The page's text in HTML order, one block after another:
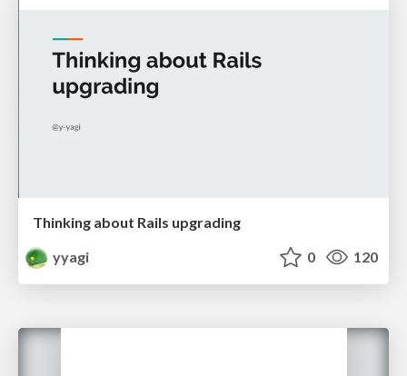
Thinking about Rails upgrading
yyagi
0 120